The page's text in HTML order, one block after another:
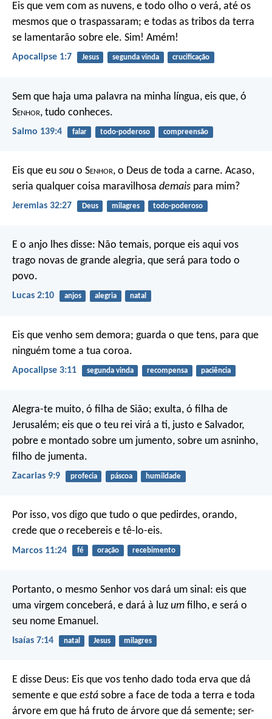
Eis que vem com as nuvens, e todo olho o verá, até os
mesmos que o traspassaram; e todas as tribos da terra
se lamentarão sobre ele. Sim! Amém!
Apocalipse 1:7 Jesus segunda vinda crucificação
Sem que haja uma palavra na minha língua, eis que, ó
Senhor, tudo conheces.
Salmo 139:4 falar todo-poderoso compreensão
Eis que eu sou o Senhor, o Deus de toda a carne. Acaso,
seria qualquer coisa maravilhosa demais para mim?
Jeremias 32:27 Deus milagres todo-poderoso
E o anjo lhes disse: Não temais, porque eis aqui vos
trago novas de grande alegria, que será para todo o
povo.
Lucas 2:10 anjos alegria natal
Eis que venho sem demora; guarda o que tens, para que
ninguém tome a tua coroa.
Apocalipse 3:11 segunda vinda recompensa paciência
Alegra-te muito, ó filha de Sião; exulta, ó filha de
Jerusalém; eis que o teu rei virá a ti, justo e Salvador,
pobre e montado sobre um jumento, sobre um asninho,
filho de jumenta.
Zacarias 9:9 profecia páscoa humildade
Por isso, vos digo que tudo o que pedirdes, orando,
crede que o recebereis e tê-lo-eis.
Marcos 11:24 fé oração recebimento
Portanto, o mesmo Senhor vos dará um sinal: eis que
uma virgem conceberá, e dará à luz um filho, e será o
seu nome Emanuel.
Isaías 7:14 natal Jesus milagres
E disse Deus: Eis que vos tenho dado toda erva que dá
semente e que está sobre a face de toda a terra e toda
árvore em que há fruto de árvore que dá semente; ser-